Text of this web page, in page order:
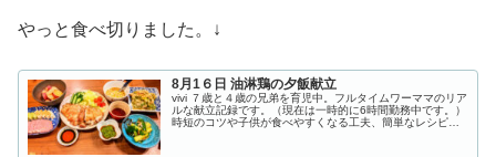
やっと食べ切りました。↓
8月1６日 油淋鶏の夕飯献立
vivi ７歳と４歳の兄弟を育児中。フルタイムワーママのリア
ルな献立記録です。（現在は一時的に6時間勤務中です。）
時短のコツや子供が食べやすくなる工夫、簡単なレシピな